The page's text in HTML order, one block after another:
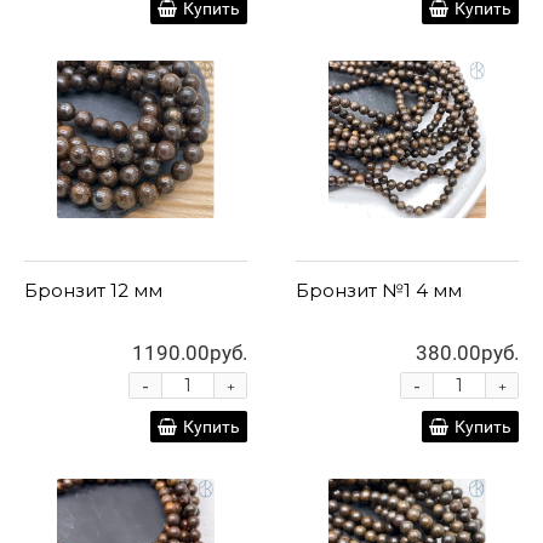
Купить Купить
Бронзит 12 мм
1190.00руб.
+
-
Купить
Бронзит №1 4 мм
380.00руб.
+
-
Купить